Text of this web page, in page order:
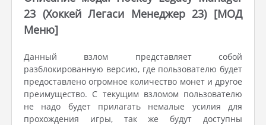
23 (Хоккей Легаси Менеджер 23) [МОД
Меню]
Данный взлом представляет собой
разблокированную версию, где пользователю будет
предоставлено огромное количество монет и другое
преимущество. С текущим взломом пользователю
не надо будет прилагать немалые усилия для
прохождения игры, так же будут доступны